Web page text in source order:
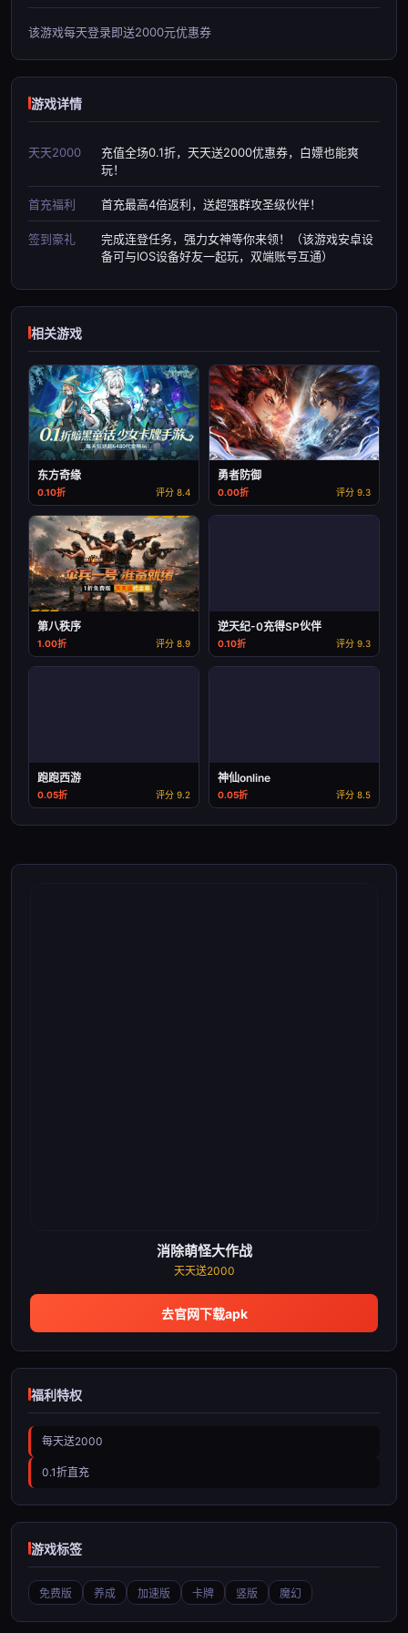
该游戏每天登录即送2000元优惠券
游戏详情
天天2000
充值全场0.1折，天天送2000优惠券，白嫖也能爽
玩！
首充福利 首充最高4倍返利，送超强群攻圣级伙伴！
签到豪礼
完成连登任务，强力女神等你来领！（该游戏安卓设
备可与IOS设备好友一起玩，双端账号互通）
相关游戏
东方奇缘
0.10折 评分 8.4
勇者防御
0.00折 评分 9.3
第八秩序
1.00折 评分 8.9
逆天纪-0充得SP伙伴
0.10折 评分 9.3
跑跑西游
0.05折 评分 9.2
神仙online
0.05折 评分 8.5
消除萌怪大作战
天天送2000
去官网下载apk
福利特权
每天送2000
0.1折直充
游戏标签
免费版 养成 加速版 卡牌 竖版 魔幻